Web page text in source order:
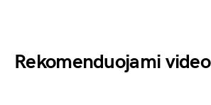
Rekomenduojami video